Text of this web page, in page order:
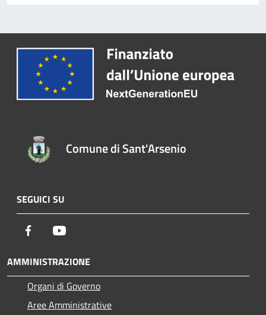
Comune di Sant'Arsenio
SEGUICI SU
Facebook
AMMINISTRAZIONE
Organi di Governo
Aree Amministrative